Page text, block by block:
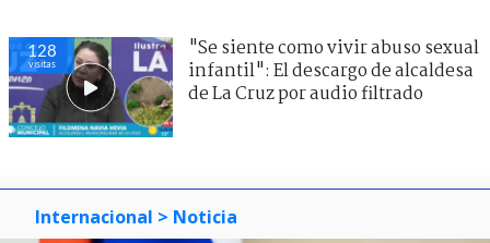
128
visitas
"Se siente como vivir abuso sexual
infantil": El descargo de alcaldesa
de La Cruz por audio filtrado
Internacional > Noticia